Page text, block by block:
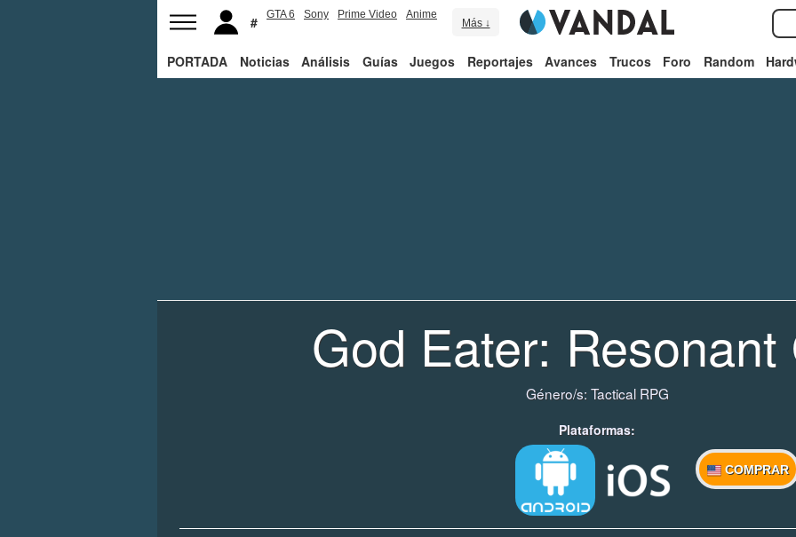
GTA 6 Sony Prime Video Anime
Más ↓
PORTADA Noticias Análisis Guías Juegos Reportajes Avances Trucos Foro Random
God Eater: Resonant
Género/s: Tactical RPG
Plataformas:
COMPRAR